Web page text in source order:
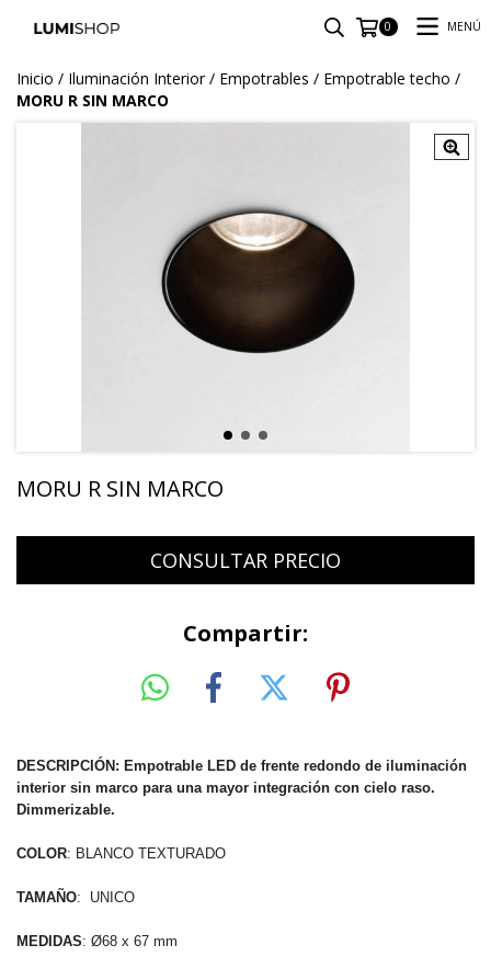
0 MENÚ
Inicio / Iluminación Interior / Empotrables / Empotrable techo /
MORU R SIN MARCO
MORU R SIN MARCO
Compartir:
DESCRIPCIÓN: Empotrable LED de frente redondo de iluminación
interior sin marco para una mayor integración con cielo raso.
Dimmerizable.
COLOR: BLANCO TEXTURADO
TAMAÑO: UNICO
MEDIDAS: Ø68 x 67 mm